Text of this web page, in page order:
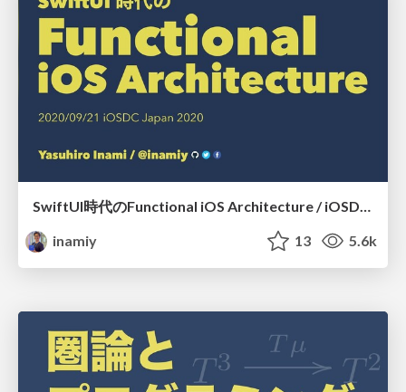
SwiftUI時代のFunctional iOS Architecture / iOSDC Japan 2020
inamiy
13 5.6k